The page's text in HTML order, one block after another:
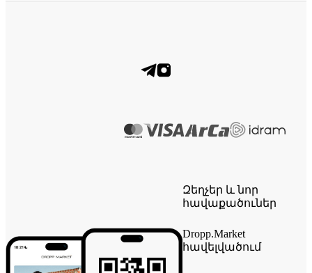
Զեղչեր և նոր
հավաքածուներ
Dropp.Market
հավելվածում